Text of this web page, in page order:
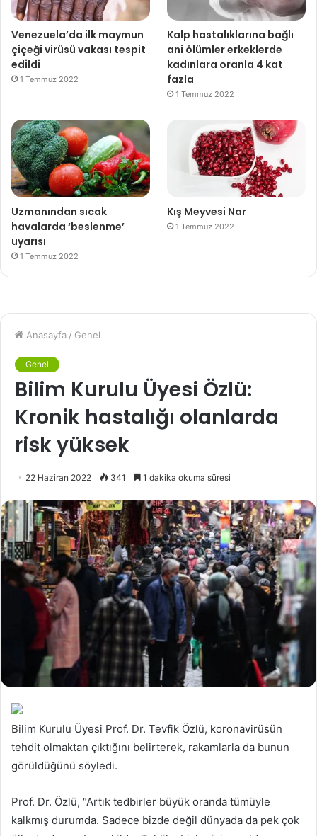
dediğimiz yani DNA’nın kendisinde değil, bağlandığı
proteinlerdeki bozukluklar oldu. Bir diğer önemli konu
erken ergenlikle PCOS ilişkisi oldu. Çünkü erken ergenliğe
girenlerin çoğunda PCOS olabiliyor.” şeklinde konuştu.
Share Share
Erkek Önemli
Venezuela’da ilk maymun
çiçeği virüsü vakası tespit
edildi
1 Temmuz 2022
Kalp hastalıklarına bağlı
ani ölümler erkeklerde
kadınlara oranla 4 kat
fazla
1 Temmuz 2022
Uzmanından sıcak
havalarda ‘beslenme’
uyarısı
1 Temmuz 2022
Kış Meyvesi Nar
1 Temmuz 2022